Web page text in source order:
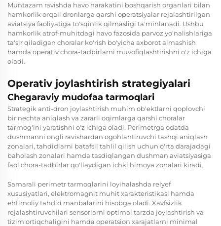
Muntazam ravishda havo harakatini boshqarish organlari bilan
hamkorlik orqali dronlarga qarshi operatsiyalar rejalashtirilgan
aviatsiya faoliyatiga to'sqinlik qilmasligi ta'minlanadi. Ushbu
hamkorlik atrof-muhitdagi havo fazosida parvoz yo'nalishlariga
ta'sir qiladigan choralar ko'rish bo'yicha axborot almashish
hamda operativ chora-tadbirlarni muvofiqlashtirishni o'z ichiga
oladi.
Operativ joylashtirish strategiyalari
Chegaraviy mudofaa tarmoqlari
Strategik anti-dron joylashtirish muhim ob'ektlarni qoplovchi
bir nechta aniqlash va zararli oqimlarga qarshi choralar
tarmog'ini yaratishni o'z ichiga oladi. Perimetrga odatda
dushmanni ongli ravishardan ogohlantiruvchi tashqi aniqlash
zonalari, tahdidlarni batafsil tahlil qilish uchun o'rta darajadagi
baholash zonalari hamda tasdiqlangan dushman aviatsiyasiga
faol chora-tadbirlar qo'llaydigan ichki himoya zonalari kiradi.
Samarali perimetr tarmoqlarini loyihalashda relyef
xususiyatlari, elektromagnit muhit xarakteristikasi hamda
ehtimoliy tahdid manbalarini hisobga oladi. Xavfsizlik
rejalashtiruvchilari sensorlarni optimal tarzda joylashtirish va
tizim ortiqchaligini hamda operatsion xarajatlarni minimal